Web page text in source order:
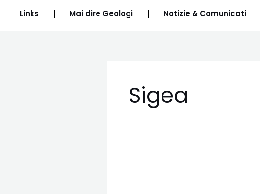
Links Mai dire Geologi Notizie & Comunicati
Sigea